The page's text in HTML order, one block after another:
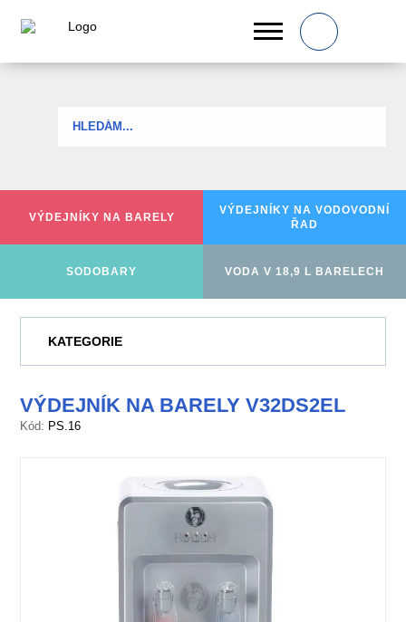
0
VÝDEJNÍKY NA BARELY
VÝDEJNÍKY NA VODOVODNÍ
ŘAD
SODOBARY VODA V 18,9 L BARELECH
KATEGORIE
VÝDEJNÍK NA BARELY V32DS2EL
Kód: PS.16